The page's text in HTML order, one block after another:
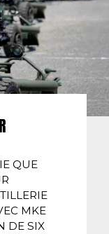
QUE
MKE
DE SIX